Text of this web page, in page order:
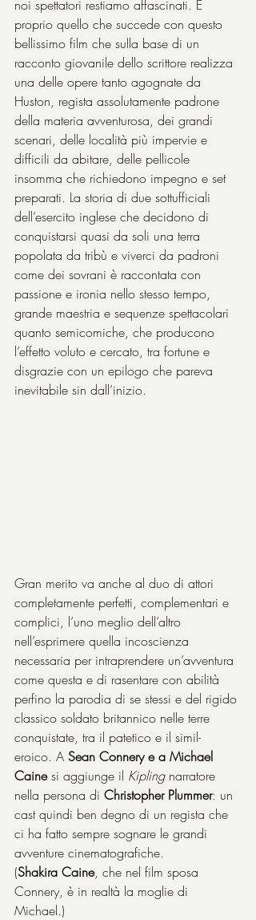
noi spettatori restiamo affascinati. È
proprio quello che succede con questo
bellissimo film che sulla base di un
racconto giovanile dello scrittore realizza
una delle opere tanto agognate da
Huston, regista assolutamente padrone
della materia avventurosa, dei grandi
scenari, delle località più impervie e
difficili da abitare, delle pellicole
insomma che richiedono impegno e set
preparati. La storia di due sottufficiali
dell’esercito inglese che decidono di
conquistarsi quasi da soli una terra
popolata da tribù e viverci da padroni
come dei sovrani è raccontata con
passione e ironia nello stesso tempo,
grande maestria e sequenze spettacolari
quanto semicomiche, che producono
l’effetto voluto e cercato, tra fortune e
disgrazie con un epilogo che pareva
inevitabile sin dall’inizio.
Gran merito va anche al duo di attori
completamente perfetti, complementari e
complici, l’uno meglio dell’altro
nell’esprimere quella incoscienza
necessaria per intraprendere un’avventura
come questa e di rasentare con abilità
perfino la parodia di se stessi e del rigido
classico soldato britannico nelle terre
conquistate, tra il patetico e il simil-
eroico. A Sean Connery e a Michael
Caine si aggiunge il Kipling narratore
nella persona di Christopher Plummer: un
cast quindi ben degno di un regista che
ci ha fatto sempre sognare le grandi
avventure cinematografiche.
(Shakira Caine, che nel film sposa
Connery, è in realtà la moglie di
Michael.)